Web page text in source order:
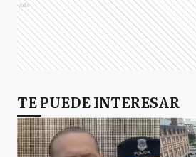
Ads
TE PUEDE INTERESAR